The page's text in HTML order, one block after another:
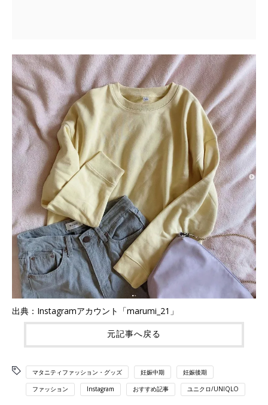
出典：Instagramアカウント「marumi_21」
元記事へ戻る
マタニティファッション・グッズ 妊娠中期 妊娠後期
ファッション Instagram おすすめ記事 ユニクロ/UNIQLO